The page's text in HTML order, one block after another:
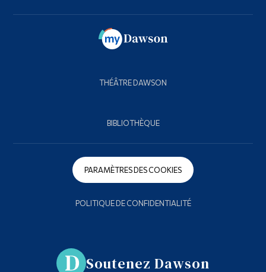
THÉÂTRE DAWSON
BIBLIOTHÈQUE
PARAMÈTRES DES COOKIES
POLITIQUE DE CONFIDENTIALITÉ
Soutenez Dawson